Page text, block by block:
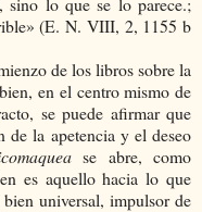
(E. N. VIII, 2, 1155 b
de los libros sobre la
en el centro mismo de
se puede afirmar que
la apetencia y el deseo
se abre, como
es aquello hacia lo que
universal, impulsor de